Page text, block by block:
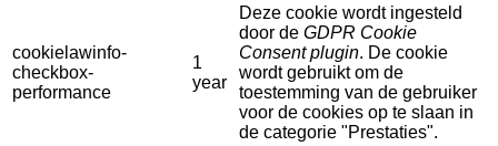
cookielawinfo-
checkbox-
performance
1
year
Deze cookie wordt ingesteld
door de GDPR Cookie
Consent plugin. De cookie
wordt gebruikt om de
toestemming van de gebruiker
voor de cookies op te slaan in
de categorie "Prestaties".